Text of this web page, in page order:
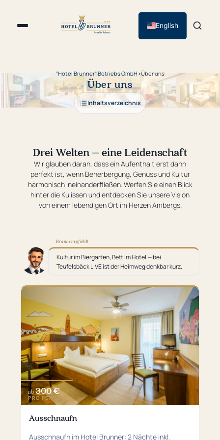
English
"Hotel Brunner" Betriebs GmbH ›Über uns
Über uns
Inhaltsverzeichnis
Drei Welten – eine Leidenschaft
Wir glauben daran, dass ein Aufenthalt erst dann
perfekt ist, wenn Beherbergung, Genuss und Kultur
harmonisch ineinanderfließen. Werfen Sie einen Blick
hinter die Kulissen und entdecken Sie unsere Vision
von einem lebendigen Ort im Herzen Ambergs.
Bruno empfiehlt
Kultur im Biergarten, Bett im Hotel — bei
Teufelsbäck LIVE ist der Heimweg denkbar kurz.
ab 300 €
PRO PERSON
Ausschnaufn
Ausschnaufn im Hotel Brunner: 2 Nächte inkl.